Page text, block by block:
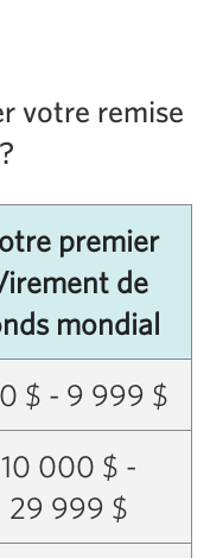
votre remise
premier
de
mondial
$ - 9 999 $
10 000 $ -
29 999 $